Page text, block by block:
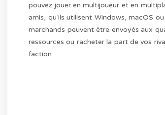
pouvez jouer en multijoueur et en
amis, qu’ils utilisent Windows, macOS
marchands peuvent être envoyés aux
ressources ou racheter la part de vos
faction.